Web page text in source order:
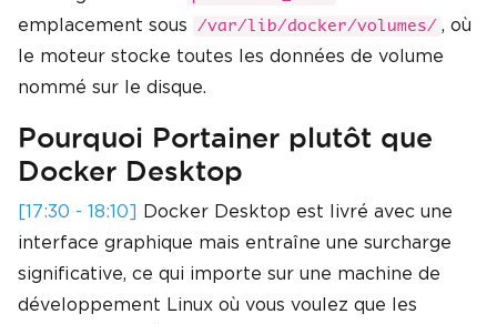
emplacement sous
/var/lib/docker/volumes/ , où
le moteur stocke toutes les données de volume
nommé sur le disque.
Pourquoi Portainer plutôt que
Docker Desktop
[17:30 - 18:10] Docker Desktop est livré avec une
interface graphique mais entraîne une surcharge
significative, ce qui importe sur une machine de
développement Linux où vous voulez que les